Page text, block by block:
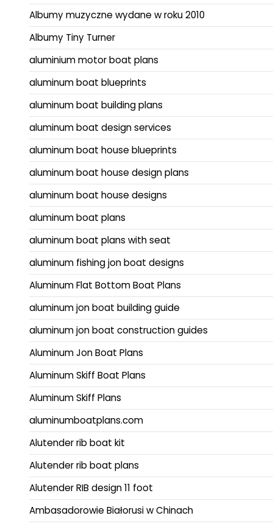
Albumy muzyczne wydane w roku 2010
Albumy Tiny Turner
aluminium motor boat plans
aluminum boat blueprints
aluminum boat building plans
aluminum boat design services
aluminum boat house blueprints
aluminum boat house design plans
aluminum boat house designs
aluminum boat plans
aluminum boat plans with seat
aluminum fishing jon boat designs
Aluminum Flat Bottom Boat Plans
aluminum jon boat building guide
aluminum jon boat construction guides
Aluminum Jon Boat Plans
Aluminum Skiff Boat Plans
Aluminum Skiff Plans
aluminumboatplans.com
Alutender rib boat kit
Alutender rib boat plans
Alutender RIB design 11 foot
Ambasadorowie Białorusi w Chinach